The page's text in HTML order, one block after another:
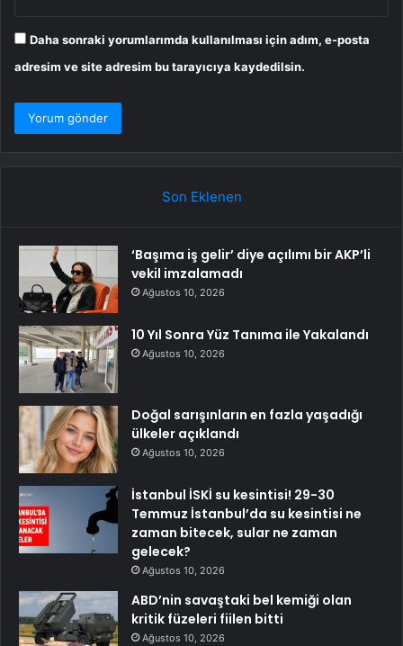
Daha sonraki yorumlarımda kullanılması için adım, e-posta
adresim ve site adresim bu tarayıcıya kaydedilsin.
Son Eklenen
‘Başıma iş gelir’ diye açılımı bir AKP’li
vekil imzalamadı
Ağustos 10, 2026
10 Yıl Sonra Yüz Tanıma ile Yakalandı
Ağustos 10, 2026
Doğal sarışınların en fazla yaşadığı
ülkeler açıklandı
Ağustos 10, 2026
İstanbul İSKİ su kesintisi! 29-30
Temmuz İstanbul’da su kesintisi ne
zaman bitecek, sular ne zaman
gelecek?
Ağustos 10, 2026
ABD’nin savaştaki bel kemiği olan
kritik füzeleri fiilen bitti
Ağustos 10, 2026